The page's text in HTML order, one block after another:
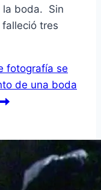
la boda. Sin
tres
fotografía se
de una boda